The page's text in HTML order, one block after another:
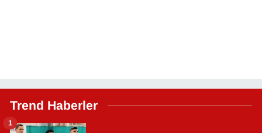
Trend Haberler
1